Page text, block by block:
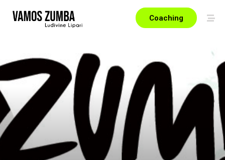
Coaching